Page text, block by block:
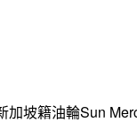
加坡籍油輪Sun